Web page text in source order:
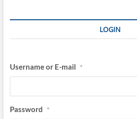
LOGIN
Username or E-mail *
Password *